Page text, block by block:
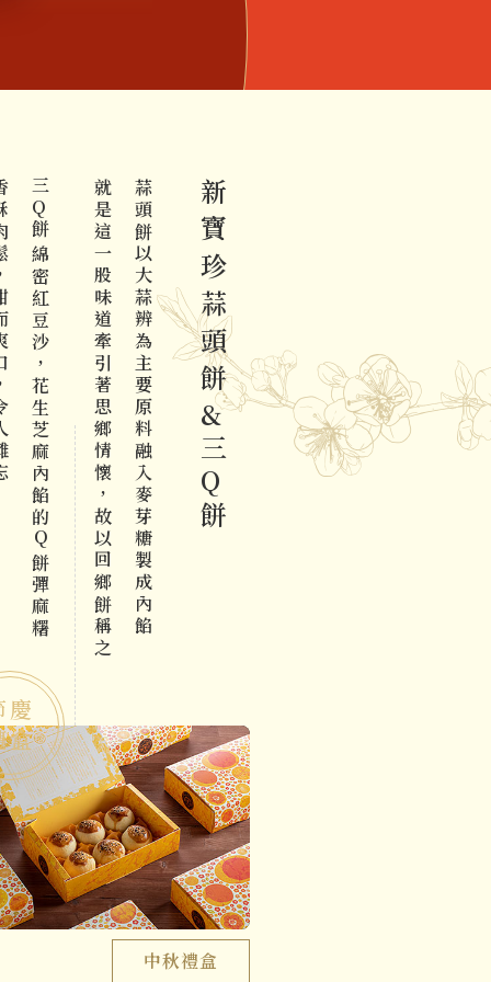
新寶珍蒜頭餅
&
三
Q
餅
蒜頭餅
以大蒜辨為主要原料融入麥芽糖製成內餡
就是這一股味道牽引著思鄉情懷，故以回鄉餅稱之
三
Q
餅
綿密紅豆沙，花生芝麻內餡的
Q
餅彈麻糬
人難忘
慶
盒
中秋禮盒